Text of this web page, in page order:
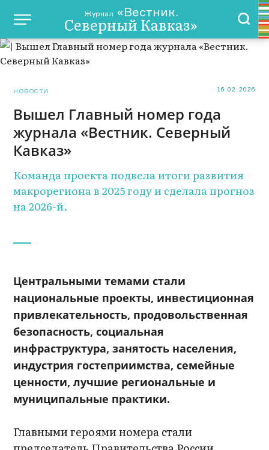
Журнал «Вестник.
Северный Кавказ»
НОВОСТИ 16.02.2026
Вышел Главный номер года
журнала «Вестник. Северный
Кавказ»
Команда проекта подвела итоги развития
макрорегиона в 2025 году и сделала прогноз
на 2026-й.
Центральными темами стали
национальные проекты, инвестиционная
привлекательность, продовольственная
безопасность, социальная
инфраструктура, занятость населения,
индустрия гостеприимства, семейные
ценности, лучшие региональные и
муниципальные практики.
Главными героями номера стали